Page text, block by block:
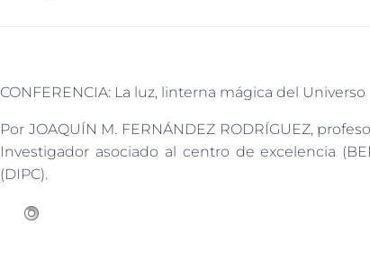
CONFERENCIA: La luz, linterna mágica del Universo
Por JOAQUÍN M. FERNÁNDEZ RODRÍGUEZ,
Investigador asociado al centro de excelencia
(DIPC).